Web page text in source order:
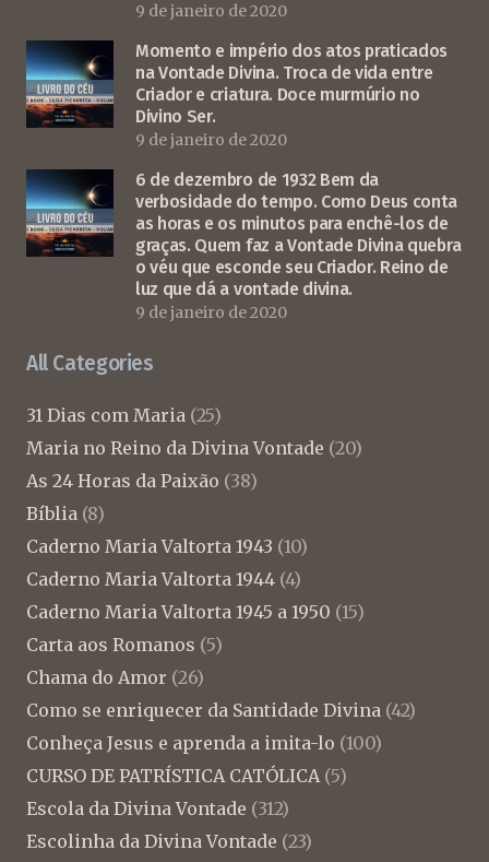
9 de janeiro de 2020
Momento e império dos atos praticados
na Vontade Divina. Troca de vida entre
Criador e criatura. Doce murmúrio no
Divino Ser.
9 de janeiro de 2020
6 de dezembro de 1932 Bem da
verbosidade do tempo. Como Deus conta
as horas e os minutos para enchê-los de
graças. Quem faz a Vontade Divina quebra
o véu que esconde seu Criador. Reino de
luz que dá a vontade divina.
9 de janeiro de 2020
All Categories
31 Dias com Maria (25)
Maria no Reino da Divina Vontade (20)
As 24 Horas da Paixão (38)
Bíblia (8)
Caderno Maria Valtorta 1943 (10)
Caderno Maria Valtorta 1944 (4)
Caderno Maria Valtorta 1945 a 1950 (15)
Carta aos Romanos (5)
Chama do Amor (26)
Como se enriquecer da Santidade Divina (42)
Conheça Jesus e aprenda a imita-lo (100)
CURSO DE PATRÍSTICA CATÓLICA(5)
Escola da Divina Vontade (312)
Escolinha da Divina Vontade (23)